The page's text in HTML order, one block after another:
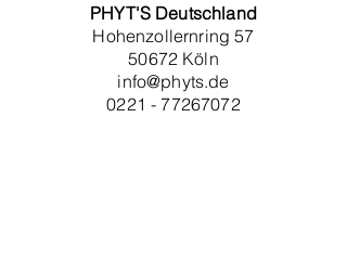
PHYT'S Deutschland
Hohenzollernring 57
50672 Köln
info@phyts.de
0221 - 77267072